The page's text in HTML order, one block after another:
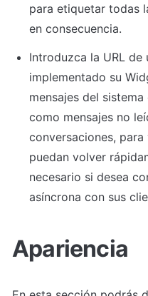
para etiquetar todas
en consecuencia.
Introduzca la URL de
implementado su
mensajes del
como mensajes no
conversaciones,
puedan volver
necesario si desea
asíncrona con sus
Apariencia